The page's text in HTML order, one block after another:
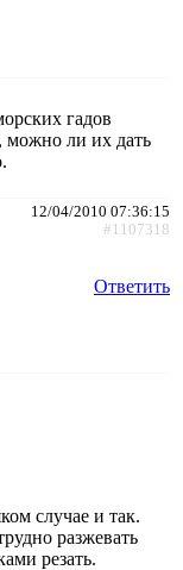
гадов
можно ли их дать
12/04/2010 07:36:15
#1107318
Ответить
случае и так.
разжевать
резать.